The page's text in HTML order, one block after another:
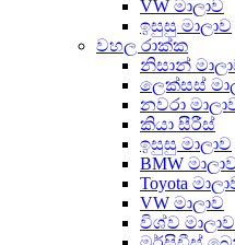
VW මාලාව
ඉසුසු මාලාව
වහල රාක්ක
නිසාන්
ලෙක්සස්
නවරා
කියා සීරීස්
ඉසුසු මාලාව
BMW
Toyota
VW මාලාව
විශ්ව මාලාව